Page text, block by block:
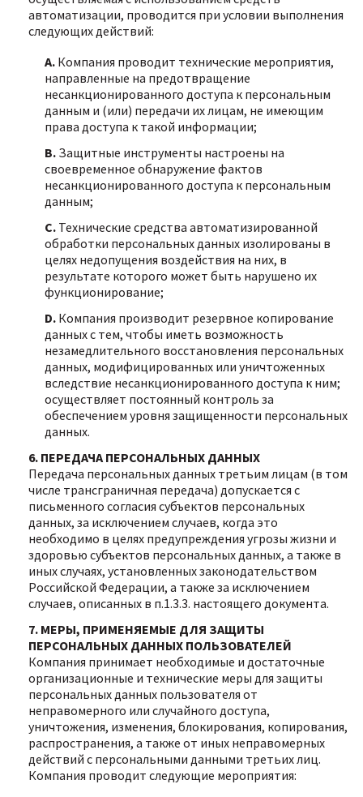
автоматизации, проводится при условии выполнения
следующих действий:
A. Компания проводит технические мероприятия,
направленные на предотвращение
несанкционированного доступа к персональным
данным и (или) передачи их лицам, не имеющим
права доступа к такой информации;
B. Защитные инструменты настроены на
своевременное обнаружение фактов
несанкционированного доступа к персональным
данным;
C. Технические средства автоматизированной
обработки персональных данных изолированы в
целях недопущения воздействия на них, в
результате которого может быть нарушено их
функционирование;
D. Компания производит резервное копирование
данных с тем, чтобы иметь возможность
незамедлительного восстановления персональных
данных, модифицированных или уничтоженных
вследствие несанкционированного доступа к ним;
осуществляет постоянный контроль за
обеспечением уровня защищенности персональных
данных.
6. ПЕРЕДАЧА ПЕРСОНАЛЬНЫХ ДАННЫХ
Передача персональных данных третьим лицам (в том
числе трансграничная передача) допускается с
письменного согласия субъектов персональных
данных, за исключением случаев, когда это
необходимо в целях предупреждения угрозы жизни и
здоровью субъектов персональных данных, а также в
иных случаях, установленных законодательством
Российской Федерации, а также за исключением
случаев, описанных в п.1.3.3. настоящего документа.
7. МЕРЫ, ПРИМЕНЯЕМЫЕ ДЛЯ ЗАЩИТЫ
ПЕРСОНАЛЬНЫХ ДАННЫХ ПОЛЬЗОВАТЕЛЕЙ
Компания принимает необходимые и достаточные
организационные и технические меры для защиты
персональных данных пользователя от
неправомерного или случайного доступа,
уничтожения, изменения, блокирования, копирования,
распространения, а также от иных неправомерных
действий с персональными данными третьих лиц.
Компания проводит следующие мероприятия: